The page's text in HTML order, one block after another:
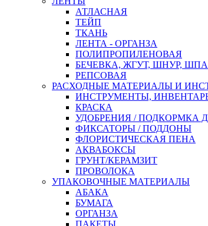
АТЛАСНАЯ
ТЕЙП
ТКАНЬ
ЛЕНТА - ОРГАНЗА
ПОЛИПРОПИЛЕНОВАЯ
БЕЧЕВКА, ЖГУТ, ШНУР,
РЕПСОВАЯ
РАСХОДНЫЕ МАТЕРИАЛЫ И
ИНСТРУМЕНТЫ,
КРАСКА
УДОБРЕНИЯ / ПОДКОРМКА
ФИКСАТОРЫ / ПОДДОНЫ
ФЛОРИСТИЧЕСКАЯ ПЕНА
АКВАБОКСЫ
ГРУНТ/КЕРАМЗИТ
ПРОВОЛОКА
УПАКОВОЧНЫЕ МАТЕРИАЛЫ
АБАКА
БУМАГА
ОРГАНЗА
ПАКЕТЫ